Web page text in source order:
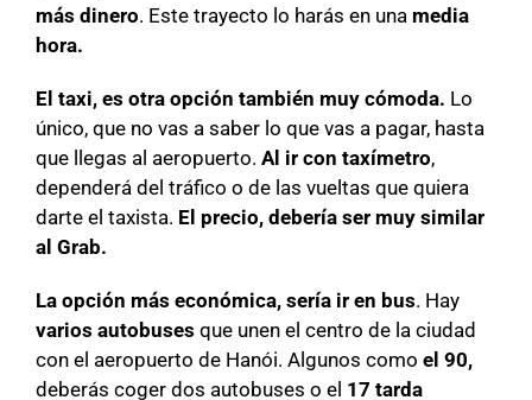
más dinero. Este trayecto lo harás en una media
hora.
El taxi, es otra opción también muy cómoda. Lo
único, que no vas a saber lo que vas a pagar, hasta
que llegas al aeropuerto. Al ir con taxímetro,
dependerá del tráfico o de las vueltas que quiera
darte el taxista. El precio, debería ser muy similar
al Grab.
La opción más económica, sería ir en bus. Hay
varios autobuses que unen el centro de la ciudad
con el aeropuerto de Hanói. Algunos como el 90,
deberás coger dos autobuses o el 17 tarda